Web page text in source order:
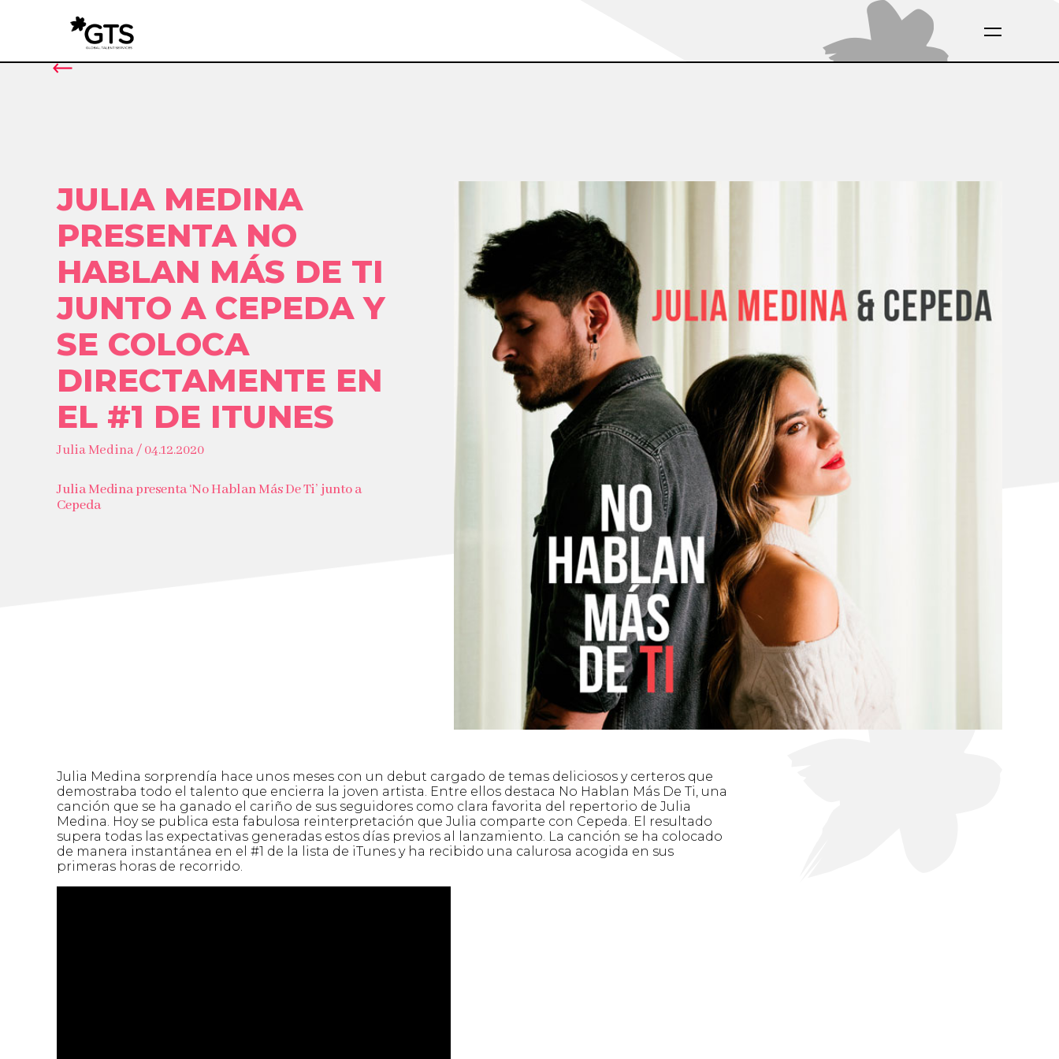
JULIA MEDINA
PRESENTA NO
HABLAN MÁS DE TI
JUNTO A CEPEDA Y
SE COLOCA
DIRECTAMENTE EN
EL #1 DE ITUNES
Julia Medina / 04.12.2020
Julia Medina presenta ‘No Hablan Más De Ti’ junto a
Cepeda
Julia Medina sorprendía hace unos meses con un debut cargado de temas deliciosos y certeros que
demostraba todo el talento que encierra la joven artista. Entre ellos destaca No Hablan Más De Ti, una
canción que se ha ganado el cariño de sus seguidores como clara favorita del repertorio de Julia
Medina. Hoy se publica esta fabulosa reinterpretación que Julia comparte con Cepeda. El resultado
supera todas las expectativas generadas estos días previos al lanzamiento. La canción se ha colocado
de manera instantánea en el #1 de la lista de iTunes y ha recibido una calurosa acogida en sus
primeras horas de recorrido.